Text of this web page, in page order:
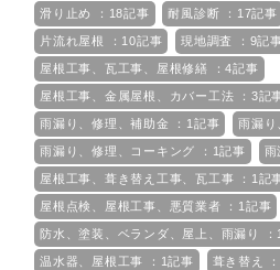
滑り止め ：18記事 耐風診断 ：17記事
片流れ屋根 ：10記事 現地調査 ：9記
屋根工事、瓦工事、屋根修繕 ：4記事
屋根工事、金属屋根、カバー工法 ：3記
雨漏り、修理、補助金 ：1記事 雨漏
雨漏り、修理、コーキング ：1記事
屋根工事、葺き替え工事、瓦工事 ：1記
屋根点検、屋根工事、悪質業者 ：1記事
防水、塗装、ベランダ、屋上、雨漏り ：
温水器、屋根工事 ：1記事 葺き替え